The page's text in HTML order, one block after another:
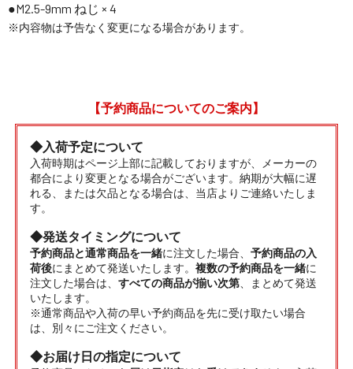
M2.5-9mm ねじ × 4
※内容物は予告なく変更になる場合があります。
【予約商品についてのご案内】
◆入荷予定について
入荷時期はページ上部に記載しておりますが、メーカーの
都合により変更となる場合がございます。納期が大幅に遅
れる、または欠品となる場合は、当店よりご連絡いたしま
す。
◆発送タイミングについて
予約商品と通常商品を一緒に注文した場合、 予約商品の入
荷後にまとめて発送いたします。 複数の予約商品を一緒に
注文した場合は、 すべての商品が揃い次第、まとめて発送
いたします。
※通常商品や入荷の早い予約商品を先に受け取たい場合
は、別々にご注文ください。
◆お届け日の指定について